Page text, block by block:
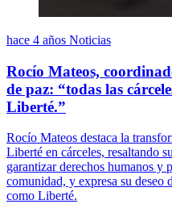
hace 4 años Noticias
Rocío Mateos,
de paz: “todas las
Liberté.”
Rocío Mateos destaca la
Liberté en cárceles, resaltando
garantizar derechos humanos y
comunidad, y expresa su deseo
como Liberté.